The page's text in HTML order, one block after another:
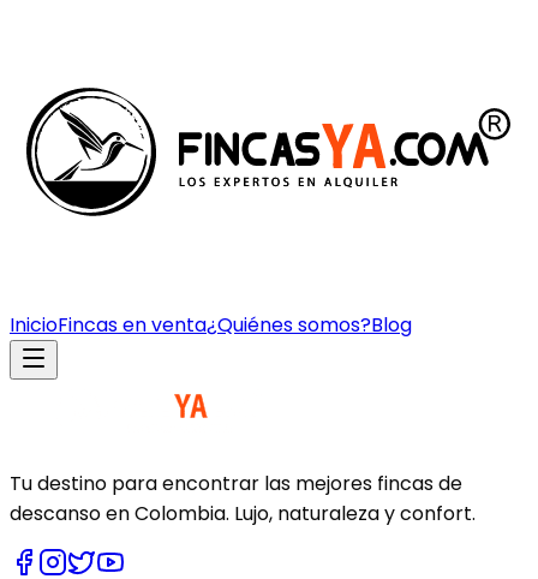
InicioFincas en venta¿Quiénes somos?Blog
Tu destino para encontrar las mejores fincas de
descanso en Colombia. Lujo, naturaleza y confort.